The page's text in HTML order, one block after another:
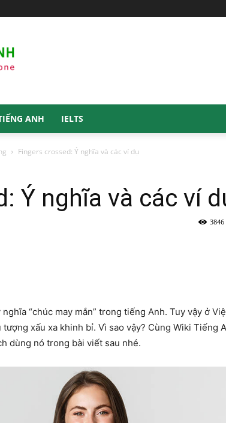
ANH IELTS
Fingers crossed: Ý nghĩa và các ví dụ
Ý nghĩa và các ví
3846
nghĩa “chúc may mắn” trong tiếng Anh. Tuy vậy ở
xấu xa khinh bỉ. Vì sao vậy? Cùng Wiki Tiếng
dùng nó trong bài viết sau nhé.